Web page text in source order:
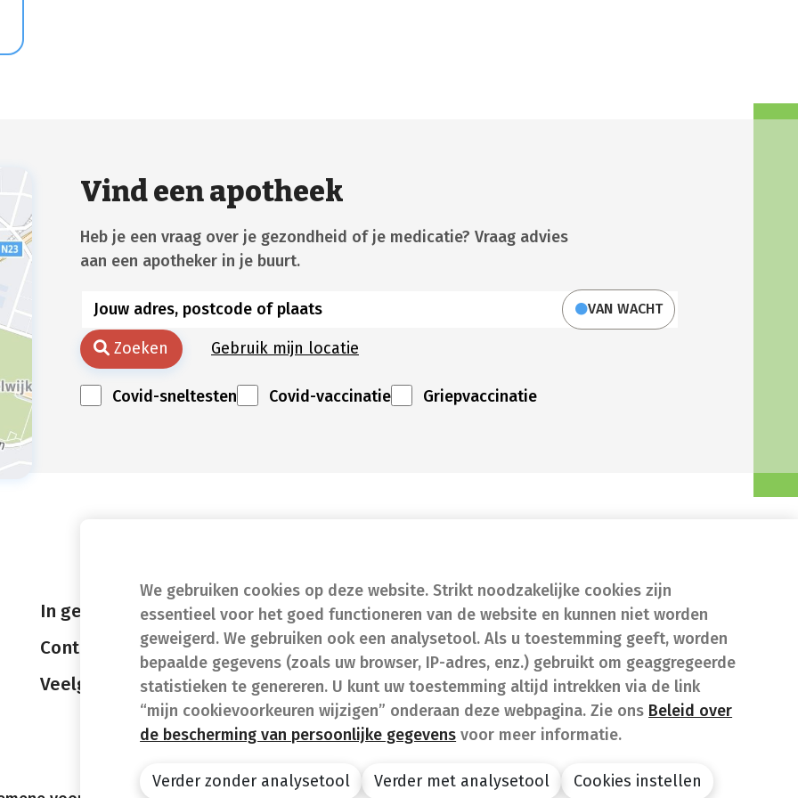
We gebruiken cookies op deze website. Strikt noodzakelijke cookies zijn
essentieel voor het goed functioneren van de website en kunnen niet worden
geweigerd. We gebruiken ook een analysetool. Als u toestemming geeft, worden
bepaalde gegevens (zoals uw browser, IP-adres, enz.) gebruikt om geaggregeerde
statistieken te genereren. U kunt uw toestemming altijd intrekken via de link
“mijn cookievoorkeuren wijzigen” onderaan deze webpagina. Zie ons Beleid over
de bescherming van persoonlijke gegevens voor meer informatie.
Verder zonder analysetool Verder met analysetool Cookies instellen
Vind een apotheek
Heb je een vraag over je gezondheid of je medicatie? Vraag advies
aan een apotheker in je buurt.
VAN WACHT
Zoeken Gebruik mijn locatie
Covid-sneltesten Covid-vaccinatie Griepvaccinatie
In geval van nood
Contact
Veelgestelde vragen (FAQ)